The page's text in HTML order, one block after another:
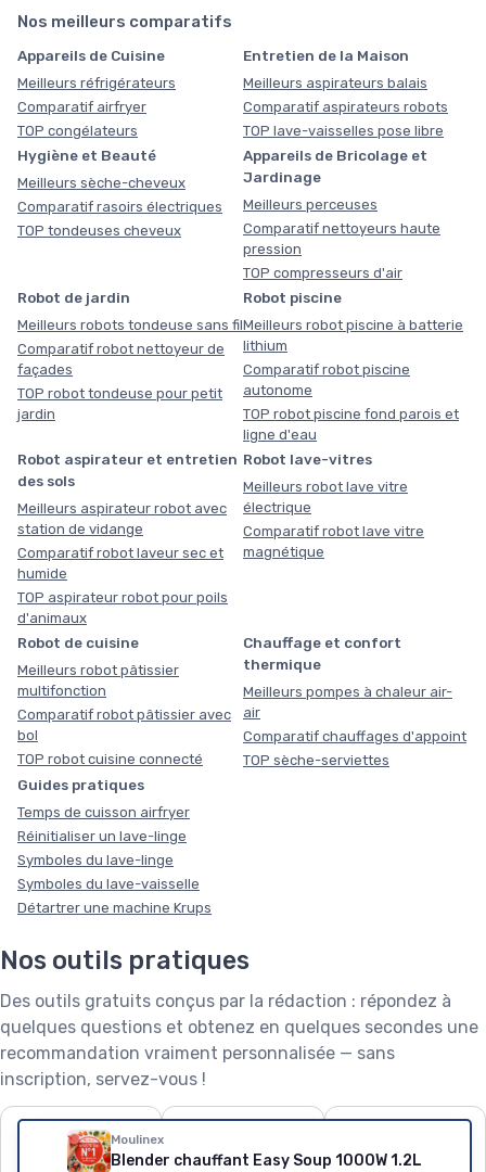
Moulinex
Blender chauffant Easy Soup 1000W 1.2L
Nos meilleurs comparatifs
Appareils de Cuisine
Meilleurs réfrigérateurs
Comparatif airfryer
TOP congélateurs
Entretien de la Maison
Meilleurs aspirateurs balais
Comparatif aspirateurs robots
TOP lave-vaisselles pose libre
Hygiène et Beauté
Meilleurs sèche-cheveux
Comparatif rasoirs électriques
TOP tondeuses cheveux
Appareils de Bricolage et
Jardinage
Meilleurs perceuses
Comparatif nettoyeurs haute
pression
TOP compresseurs d'air
Robot de jardin
Meilleurs robots tondeuse sans fil
Comparatif robot nettoyeur de
façades
TOP robot tondeuse pour petit
jardin
Robot piscine
Meilleurs robot piscine à batterie
lithium
Comparatif robot piscine
autonome
TOP robot piscine fond parois et
ligne d'eau
Robot aspirateur et entretien
des sols
Meilleurs aspirateur robot avec
station de vidange
Comparatif robot laveur sec et
humide
TOP aspirateur robot pour poils
d'animaux
Robot lave-vitres
Meilleurs robot lave vitre
électrique
Comparatif robot lave vitre
magnétique
Robot de cuisine
Meilleurs robot pâtissier
multifonction
Comparatif robot pâtissier avec
bol
TOP robot cuisine connecté
Chauffage et confort
thermique
Meilleurs pompes à chaleur air-
air
Comparatif chauffages d'appoint
TOP sèche-serviettes
Guides pratiques
Temps de cuisson airfryer
Réinitialiser un lave-linge
Symboles du lave-linge
Symboles du lave-vaisselle
Détartrer une machine Krups
Nos outils pratiques
Des outils gratuits conçus par la rédaction : répondez à
quelques questions et obtenez en quelques secondes une
recommandation vraiment personnalisée — sans
inscription, servez-vous !
❄️
Puissance de
Capacité de lave-
Robot tondeuse : le